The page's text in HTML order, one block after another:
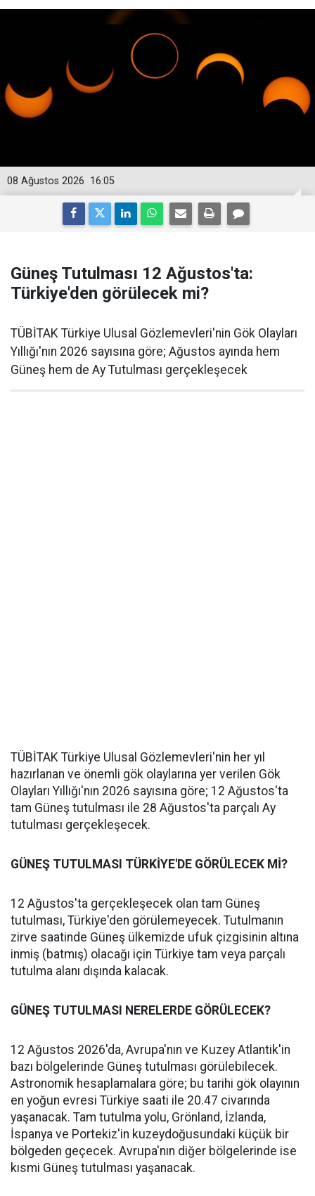
16:05
08 Ağustos 2026
Güneş Tutulması 12 Ağustos'ta:
Türkiye'den görülecek mi?
TÜBİTAK Türkiye Ulusal Gözlemevleri'nin Gök Olayları
Yıllığı'nın 2026 sayısına göre; Ağustos ayında hem
Güneş hem de Ay Tutulması gerçekleşecek
TÜBİTAK Türkiye Ulusal Gözlemevleri'nin her yıl
hazırlanan ve önemli gök olaylarına yer verilen Gök
Olayları Yıllığı'nın 2026 sayısına göre; 12 Ağustos'ta
tam Güneş tutulması ile 28 Ağustos'ta parçalı Ay
tutulması gerçekleşecek.
GÜNEŞ TUTULMASI TÜRKİYE'DE GÖRÜLECEK Mİ?
12 Ağustos'ta gerçekleşecek olan tam Güneş
tutulması, Türkiye'den görülemeyecek. Tutulmanın
zirve saatinde Güneş ülkemizde ufuk çizgisinin altına
inmiş (batmış) olacağı için Türkiye tam veya parçalı
tutulma alanı dışında kalacak.
GÜNEŞ TUTULMASI NERELERDE GÖRÜLECEK?
12 Ağustos 2026'da, Avrupa'nın ve Kuzey Atlantik'in
bazı bölgelerinde Güneş tutulması görülebilecek.
Astronomik hesaplamalara göre; bu tarihi gök olayının
en yoğun evresi Türkiye saati ile 20.47 civarında
yaşanacak. Tam tutulma yolu, Grönland, İzlanda,
İspanya ve Portekiz'in kuzeydoğusundaki küçük bir
bölgeden geçecek. Avrupa'nın diğer bölgelerinde ise
kısmi Güneş tutulması yaşanacak.